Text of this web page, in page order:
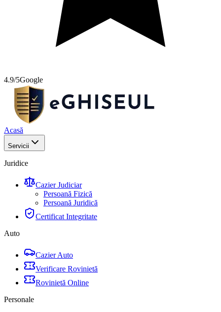
4.9/5Google
Acasă
Servicii
Juridice
Cazier Judiciar
Persoană Fizică
Persoană Juridică
Certificat Integritate
Auto
Cazier Auto
Verificare Rovinietă
Rovinietă Online
Personale